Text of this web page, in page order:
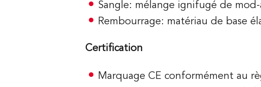
Sangle: mélange ignifugé de
Rembourrage: matériau de base
Certification
Marquage CE conformément au